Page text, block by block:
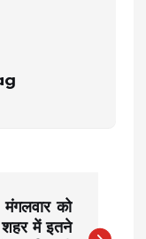
मंगलवार को
शहर में इतने